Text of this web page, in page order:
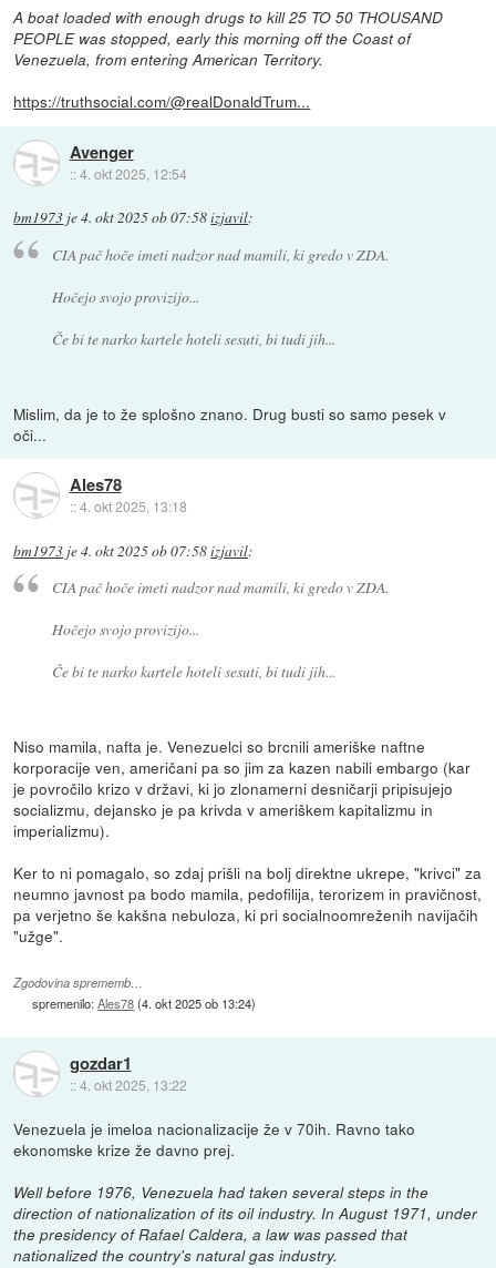
A boat loaded with enough drugs to kill 25 TO 50 THOUSAND
PEOPLE was stopped, early this morning off the Coast of
Venezuela, from entering American Territory.
https://truthsocial.com/@realDonaldTrum...
Avenger
::4. okt 2025, 12:54
bm1973 je4. okt 2025 ob 07:58izjavil:
CIA pač hoče imeti nadzor nad mamili, ki gredo v ZDA.
Hočejo svojo provizijo...
Če bi te narko kartele hoteli sesuti, bi tudi jih...
Mislim, da je to že splošno znano. Drug busti so samo pesek v
oči...
Ales78
::4. okt 2025, 13:18
bm1973 je4. okt 2025 ob 07:58izjavil:
CIA pač hoče imeti nadzor nad mamili, ki gredo v ZDA.
Hočejo svojo provizijo...
Če bi te narko kartele hoteli sesuti, bi tudi jih...
Niso mamila, nafta je. Venezuelci so brcnili ameriške naftne
korporacije ven, američani pa so jim za kazen nabili embargo (kar
je povročilo krizo v državi, ki jo zlonamerni desničarji pripisujejo
socializmu, dejansko je pa krivda v ameriškem kapitalizmu in
imperializmu).
Ker to ni pomagalo, so zdaj prišli na bolj direktne ukrepe, "krivci" za
neumno javnost pa bodo mamila, pedofilija, terorizem in pravičnost,
pa verjetno še kakšna nebuloza, ki pri socialnoomreženih navijačih
"užge".
Zgodovina sprememb…
spremenilo:Ales78(4. okt 2025 ob 13:24)
gozdar1
::4. okt 2025, 13:22
Venezuela je imeloa nacionalizacije že v 70ih. Ravno tako
ekonomske krize že davno prej.
Well before 1976, Venezuela had taken several steps in the
direction of nationalization of its oil industry. In August 1971, under
the presidency of Rafael Caldera, a law was passed that
nationalized the country's natural gas industry.